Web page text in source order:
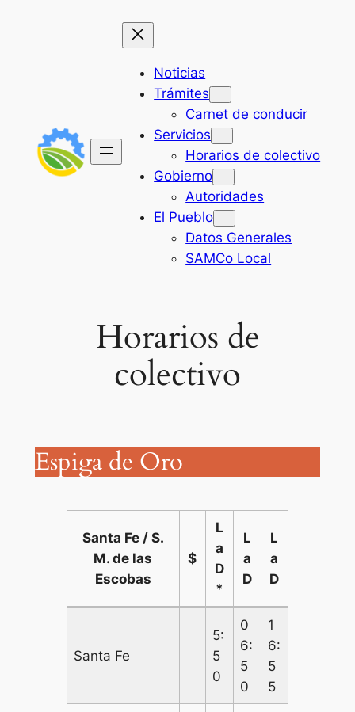
Noticias
Trámites
Carnet de conducir
Servicios
Horarios de colectivo
Gobierno
Autoridades
El Pueblo
Datos Generales
SAMCo Local
Horarios de
colectivo
Espiga de Oro
Santa Fe / S.
M. de las
Escobas
$
L
a
D
*
L
a
D
L
a
D
Santa Fe
5:
5
0
0
6:
5
0
1
6:
5
5